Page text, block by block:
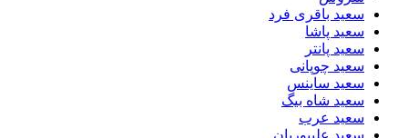
سعید باقری فرد
سعید پاشا
سعید پانتر
سعید چوپانی
سعید ساینس
سعید شاه بیگ
سعید عرب
سعید علیپوریان